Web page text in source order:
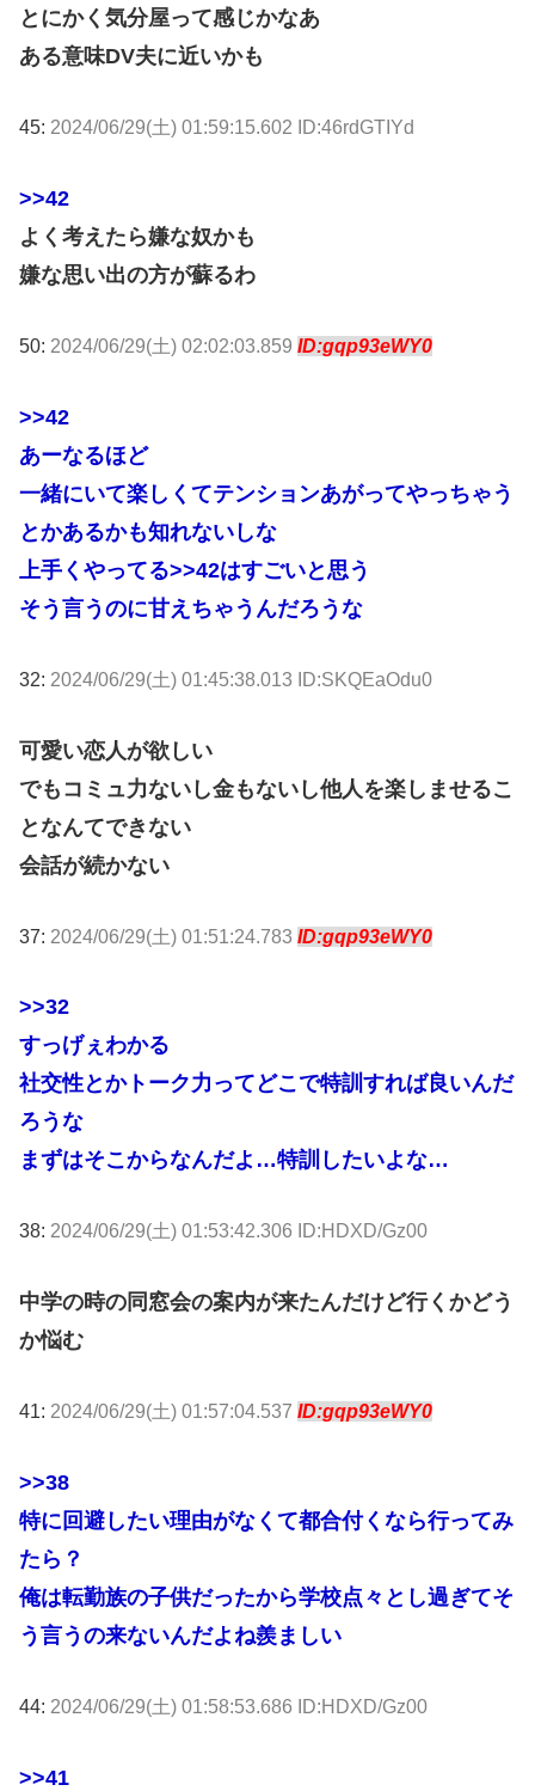
とにかく気分屋って感じかなあ
ある意味DV夫に近いかも
45: 2024/06/29(土) 01:59:15.602 ID:46rdGTIYd
>>42
よく考えたら嫌な奴かも
嫌な思い出の方が蘇るわ
50: 2024/06/29(土) 02:02:03.859 ID:gqp93eWY0
>>42
あーなるほど
一緒にいて楽しくてテンションあがってやっちゃう
とかあるかも知れないしな
上手くやってる>>42はすごいと思う
そう言うのに甘えちゃうんだろうな
32: 2024/06/29(土) 01:45:38.013 ID:SKQEaOdu0
可愛い恋人が欲しい
でもコミュ力ないし金もないし他人を楽しませるこ
となんてできない
会話が続かない
37: 2024/06/29(土) 01:51:24.783 ID:gqp93eWY0
>>32
すっげぇわかる
社交性とかトーク力ってどこで特訓すれば良いんだ
ろうな
まずはそこからなんだよ…特訓したいよな…
38: 2024/06/29(土) 01:53:42.306 ID:HDXD/Gz00
中学の時の同窓会の案内が来たんだけど行くかどう
か悩む
41: 2024/06/29(土) 01:57:04.537 ID:gqp93eWY0
>>38
特に回避したい理由がなくて都合付くなら行ってみ
たら？
俺は転勤族の子供だったから学校点々とし過ぎてそ
う言うの来ないんだよね羨ましい
44: 2024/06/29(土) 01:58:53.686 ID:HDXD/Gz00
>>41